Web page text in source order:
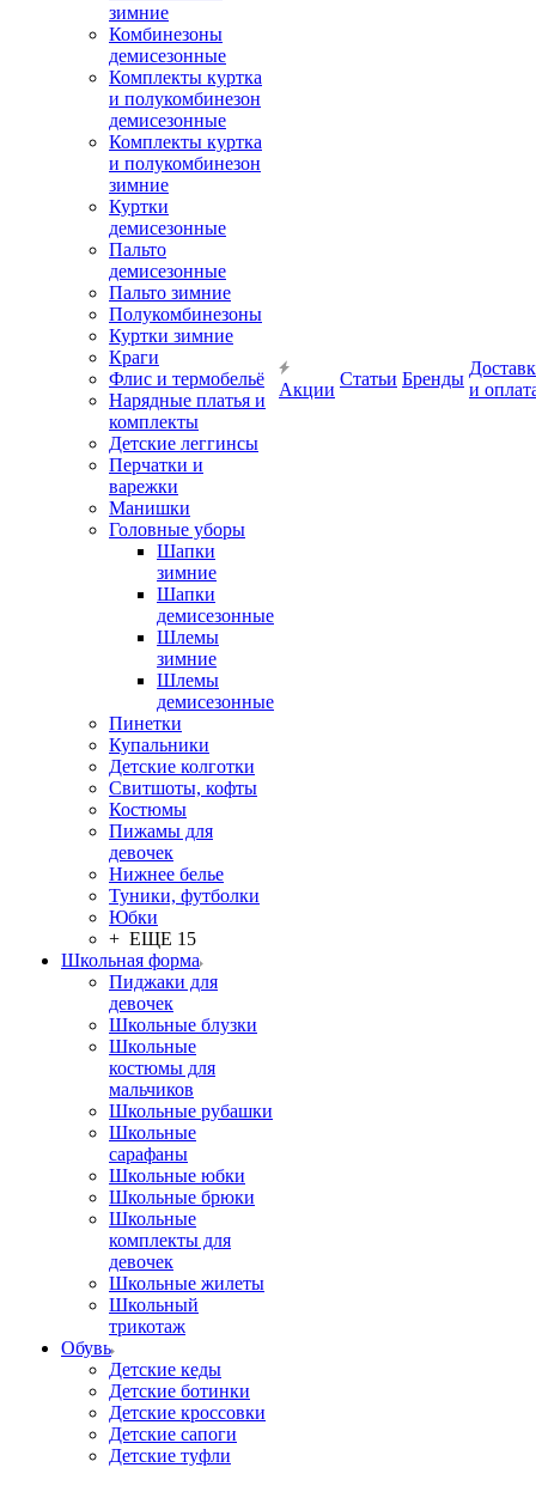
зимние
Комбинезоны
демисезонные
Комплекты куртка
и полукомбинезон
демисезонные
Комплекты куртка
и полукомбинезон
зимние
Куртки
демисезонные
Пальто
демисезонные
Пальто зимние
Полукомбинезоны
Куртки зимние
Краги
Флис и термобельё
Нарядные платья и
комплекты
Детские леггинсы
Перчатки и
варежки
Манишки
Головные уборы
Шапки
зимние
Шапки
демисезонные
Шлемы
зимние
Шлемы
демисезонные
Пинетки
Купальники
Детские колготки
Свитшоты, кофты
Костюмы
Пижамы для
девочек
Нижнее белье
Туники, футболки
Юбки
+ ЕЩЕ 15
Школьная форма
Пиджаки для
девочек
Школьные блузки
Школьные
костюмы для
мальчиков
Школьные рубашки
Школьные
сарафаны
Школьные юбки
Школьные брюки
Школьные
комплекты для
девочек
Школьные жилеты
Школьный
трикотаж
Обувь
Детские кеды
Детские ботинки
Детские кроссовки
Детские сапоги
Детские туфли
Акции
Статьи Бренды
и